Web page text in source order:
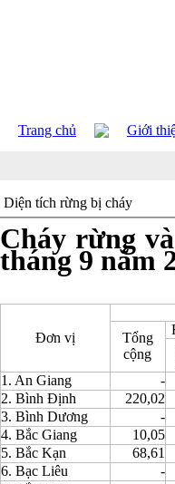
Trang chủ Giới
Diện tích rừng bị cháy
Cháy rừng
tháng 9 năm
Đơn vị
Tổng
cộng
1. An Giang
-
2. Bình Định
220,02
3. Bình Dương
-
4. Bắc Giang
10,05
5. Bắc Kạn
68,61
6. Bạc Liêu
-